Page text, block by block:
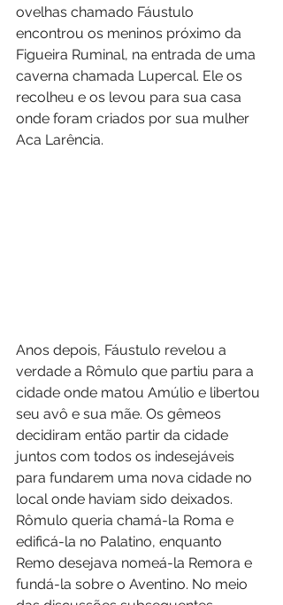
ovelhas chamado Fáustulo
encontrou os meninos próximo da
Figueira Ruminal, na entrada de uma
caverna chamada Lupercal. Ele os
recolheu e os levou para sua casa
onde foram criados por sua mulher
Aca Larência.
Anos depois, Fáustulo revelou a
verdade a Rômulo que partiu para a
cidade onde matou Amúlio e libertou
seu avô e sua mãe. Os gêmeos
decidiram então partir da cidade
juntos com todos os indesejáveis
para fundarem uma nova cidade no
local onde haviam sido deixados.
Rômulo queria chamá-la Roma e
edificá-la no Palatino, enquanto
Remo desejava nomeá-la Remora e
fundá-la sobre o Aventino. No meio